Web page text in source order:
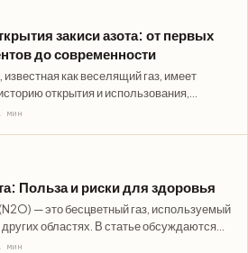
закиси азота: от первых
до современности
известная как веселящий газ, имеет
открытия и использования,
года. Она стала…
мин
Польза и риски для здоровья
— это бесцветный газ, используемый
областях. В статье обсуждаются
мин